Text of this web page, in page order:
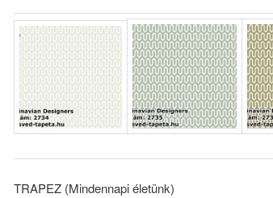
TRAPEZ (Mindennapi életünk)